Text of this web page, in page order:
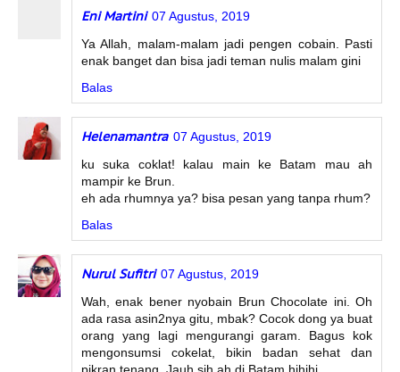
Eni Martini 07 Agustus, 2019
Ya Allah, malam-malam jadi pengen cobain. Pasti
enak banget dan bisa jadi teman nulis malam gini
Balas
Helenamantra 07 Agustus, 2019
ku suka coklat! kalau main ke Batam mau ah
mampir ke Brun.
eh ada rhumnya ya? bisa pesan yang tanpa rhum?
Balas
Nurul Sufitri 07 Agustus, 2019
Wah, enak bener nyobain Brun Chocolate ini. Oh
ada rasa asin2nya gitu, mbak? Cocok dong ya buat
orang yang lagi mengurangi garam. Bagus kok
mengonsumsi cokelat, bikin badan sehat dan
pikran tenang. Jauh sih ah di Batam hihihi...